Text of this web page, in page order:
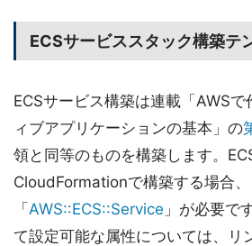
ECSサービススタック構築テ
ECSサービス構築は連載「AWS
ィブアプリケーションの基本」の
領と同等のものを構築します。
CloudFormationで構築する場合
「 AWS::ECS::Service 」が必要で
て設定可能な属性については、リ